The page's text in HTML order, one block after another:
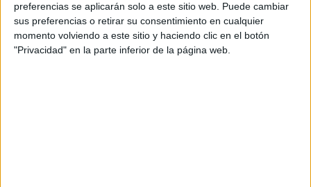
preferencias se aplicarán solo a este sitio web. Puede cambiar
sus preferencias o retirar su consentimiento en cualquier
momento volviendo a este sitio y haciendo clic en el botón
"Privacidad" en la parte inferior de la página web.
El projecte està liderat per l'Ajuntament d'Olot,
laFundació EuroPACE, elConsell Comarcal de
la Garrotxai l'Institut Català de l'Energia